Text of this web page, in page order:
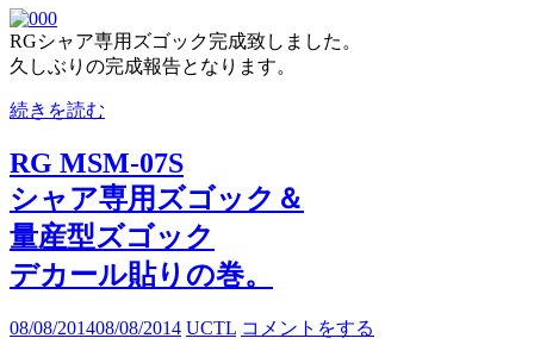
RGシャア専用ズゴック完成致しました。
久しぶりの完成報告となります。
続きを読む
RG MSM-07S
シャア専用ズゴック＆
量産型ズゴック
デカール貼りの巻。
08/08/201408/08/2014 UCTL コメントをする